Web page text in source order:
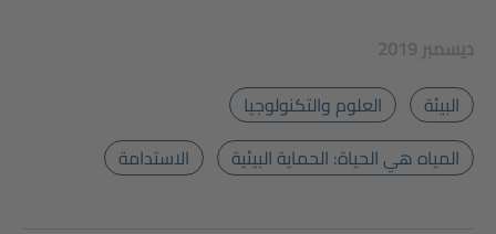
2019 ديسمبر
البيئة
العلوم والتكنولوجيا
المياه هي الحياة: الحماية البيئية
الاستدامة